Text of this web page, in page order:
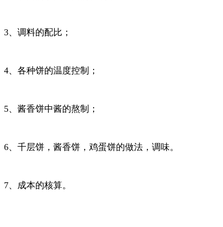
3、调料的配比；
4、各种饼的温度控制；
5、酱香饼中酱的熬制；
6、千层饼，酱香饼，鸡蛋饼的做法，调味。
7、成本的核算。